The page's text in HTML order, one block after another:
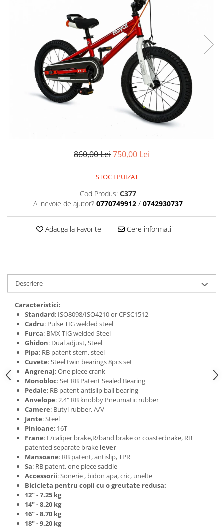
Schimbatoare viteze
Scule bicicleta
Sei bicicleta
860,00 Lei750,00 Lei
STOC EPUIZAT
Cod Produs: C377
Ai nevoie de ajutor? 0770749912 / 0742930737
Adauga la Favorite Cere informatii
Descriere
Caracteristici:
Standard: ISO8098/ISO4210 or CPSC1512
Cadru: Pulse TIG welded steel
Furca: BMX TIG welded Steel
Ghidon: Dual adjust, Steel
Pipa: RB patent stem, steel
Cuvete: Steel twin bearings 8pcs set
Angrenaj: One piece crank
Monobloc: Set RB Patent Sealed Bearing
Pedale: RB patent antislip ball bearing
Anvelope: 2.4" RB knobby Pneumatic rubber
Camere: Butyl rubber, A/V
Jante: Steel
Pinioane: 16T
Frane: F/caliper brake,R/band brake or coasterbrake, RB
patented separate brake lever
Mansoane: RB patent, antislip, TPR
Sa: RB patent, one piece saddle
Accessorii: Sonerie , bidon apa, cric, unelte
Bicicleta pentru copii cu o greutate redusa:
12" - 7.25 kg
14" - 8.20 kg
16" - 8.70 kg
18" - 9.20 kg